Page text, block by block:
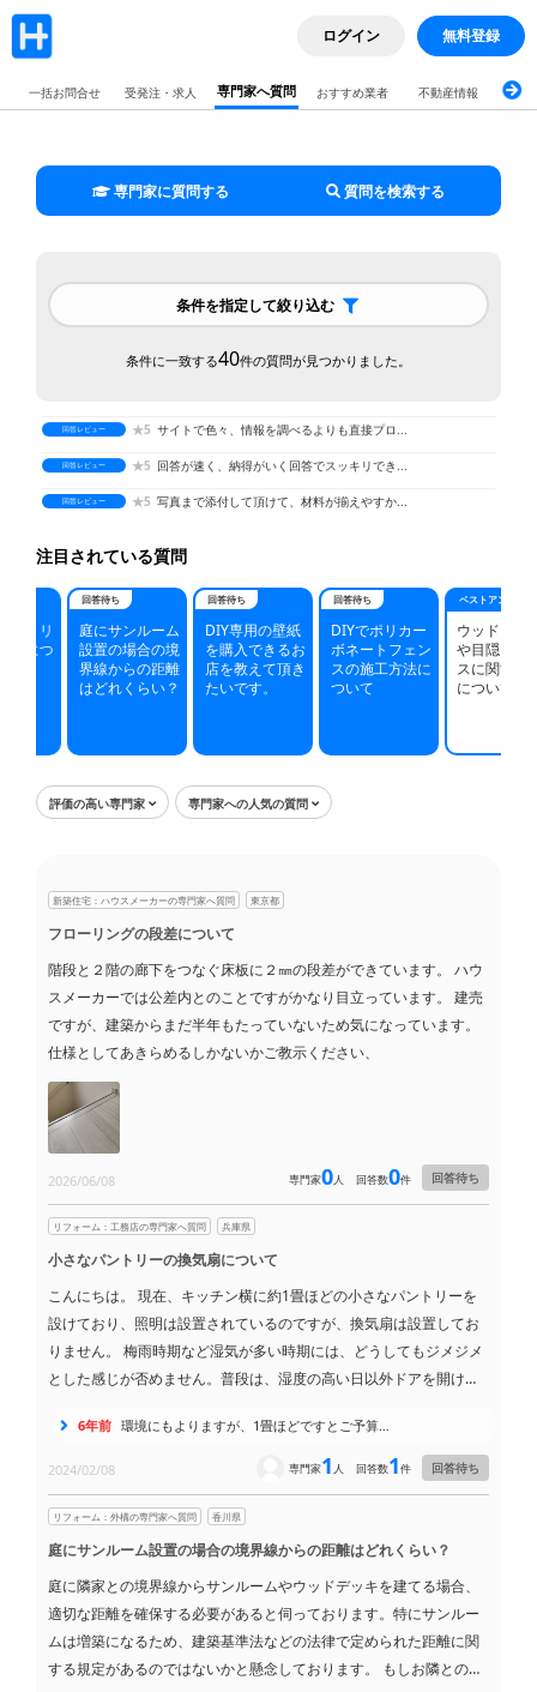
ログイン 無料登録
一括お問合せ 受発注・求人 専門家へ質問 おすすめ業者 不動産情報 ブログ
専門家に質問する 質問を検索する
条件を指定して絞り込む
条件に一致する40件の質問が見つかりました。
回答が速く、納得がいく回答でスッキリでき...
回答レビュー ★5 迅速な回答で不安な気持ちも解消されました...
★4.5 ビセンリフォームさんがおっしゃっていた通...
早い回答と納得のできる回答で業者に依頼す...
★5 分かりやすい返答でした。 有り難う御座い...
回答レビュー ★5 サイトで色々、情報を調べるよりも直接プロ...
回答レビュー ★5 回答が速く、納得がいく回答でスッキリでき...
回答レビュー ★5 写真まで添付して頂けて、材料が揃えやすか...
★5 無知で不安性の私の背中を押して頂けたので...
回答レビュー 迅速、納得のいく回答していただき参考にな...
回答レビュー ★5 すごく丁寧な回答で、値段も教えて頂き参考...
回答レビュー ★5 質問したことで、安くついたいので感謝しま...
回答レビュー 早い回答と納得のできる回答で業者に依頼す...
回答レビュー ★5 分かりやすい返答でした。 有り難う御座い...
回答レビュー ★5 的確な回答で良かったです。 有り難う御座...
回答レビュー ★5 回答が速く、納得がいく回答でスッキリでき...
回答レビュー ★5 写真まで添付して頂けて、材料が揃えやすか...
回答レビュー ★5 迅速な回答で不安な気持ちも解消されました...
回答レビュー ★5 無知で不安性の私の背中を押して頂けたので...
★5 迅速、納得のいく回答していただき参考にな...
回答レビュー
回答レビュー
回答レビュー 早い回答と納得のできる回答で業者に依頼す...
注目されている質問
回答待ち
庭にサンルーム
設置の場合の境
界線からの距離
はどれくらい？
回答待ち
DIY専用の壁紙
を購入できるお
店を教えて頂き
たいです。
回答待ち
DIYでポリカー
ボネートフェン
スの施工方法に
ついて
ベストアンサー
ウッドフェンス
や目隠しフェン
スに関する木材
について質問
評価の高い専門家 専門家への人気の質問
新築住宅：ハウスメーカーの専門家へ質問 東京都
フローリングの段差について
階段と２階の廊下をつなぐ床板に２㎜の段差ができています。 ハウ
スメーカーでは公差内とのことですがかなり目立っています。 建売
ですが、建築からまだ半年もたっていないため気になっています。
仕様としてあきらめるしかないかご教示ください、
2026/06/08 回答待ち
回答数0件
専門家0人
リフォーム：工務店の専門家へ質問 兵庫県
小さなパントリーの換気扇について
こんにちは。 現在、キッチン横に約1畳ほどの小さなパントリーを
設けており、照明は設置されているのですが、換気扇は設置してお
りません。 梅雨時期など湿気が多い時期には、どうしてもジメジメ
とした感じが否めません。普段は、湿度の高い日以外ドアを開けて
かと考えています。 そこで、お伺いしたいのですが、一般的に1畳
程度の小さなパントリーでも換気扇は設置されているものなのでし
やはり設置した方が良いのでしょうか？ もしよろしければ、ご経験
やご意見をお聞かせ頂けますと幸いです。
6年前 環境にもよりますが、1畳ほどですとご予算…
2024/02/08 回答待ち
回答数1件
専門家1 人
リフォーム：外構の専門家へ質問 香川県
庭にサンルーム設置の場合の境界線からの距離はどれくらい？
庭に隣家との境界線からサンルームやウッドデッキを建てる場合、
適切な距離を確保する必要があると伺っております。特にサンルー
ムは増築になるため、建築基準法などの法律で定められた距離に関
する規定があるのではないかと懸念しております。 もしお隣との境